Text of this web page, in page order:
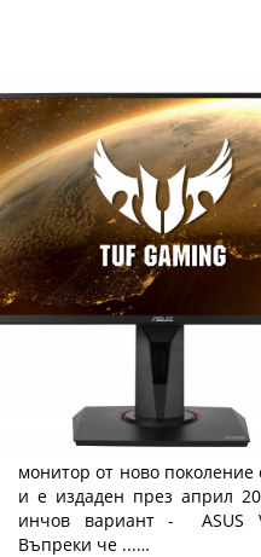
29.08.2025
Fly.bg
Ревю на ASUS TUF Gaming
ASUS TUF Gaming
монитор от ново поколение
и е издаден през април
инчов вариант - ASUS
Въпреки че ...…